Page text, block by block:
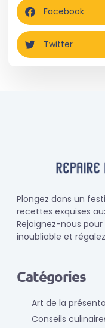
Facebook
Twitter
Plongez dans un
recettes exquises
Rejoignez-nous
inoubliable et
Catégories
Art de la
Conseils